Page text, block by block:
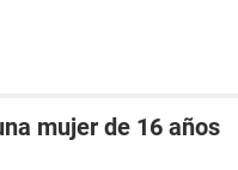
mujer de 16 años